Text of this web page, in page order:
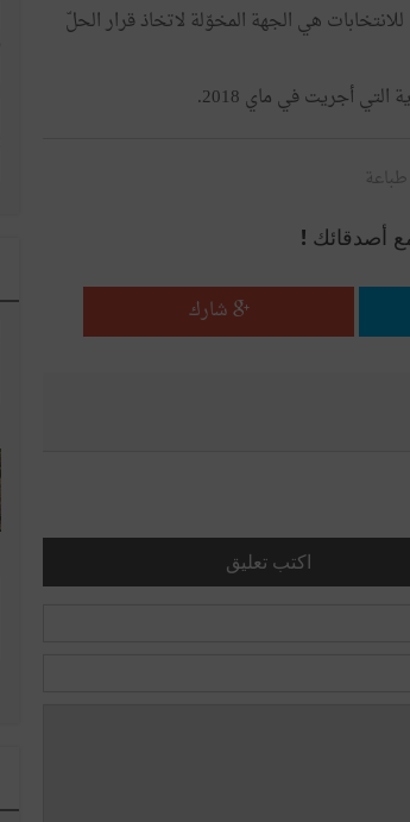
للانتخابات هي الجهة المخوّلة لاتخاذ قرار الحلّ
أجريت في ماي 2018.
أصدقائك !
شارك
اكتب تعليق